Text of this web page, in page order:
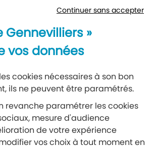
Newsletter
sociaux
Suivez-nous
Continuer sans accepter
Gennevilliers »
vos données
cookies nécessaires à son bon
ils ne peuvent être paramétrés.
revanche paramétrer les cookies
mesure d'audience
de votre expérience
vos choix à tout moment en